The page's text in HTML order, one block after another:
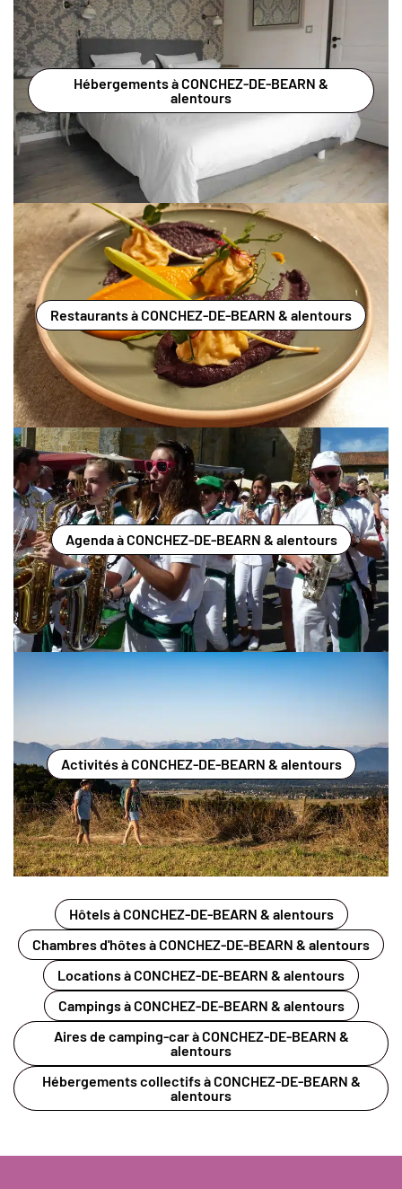
Hébergements à CONCHEZ-DE-BEARN &
alentours
Restaurants à CONCHEZ-DE-BEARN & alentours
Agenda à CONCHEZ-DE-BEARN & alentours
Activités à CONCHEZ-DE-BEARN & alentours
Hôtels à CONCHEZ-DE-BEARN & alentours
Chambres d'hôtes à CONCHEZ-DE-BEARN & alentours
Locations à CONCHEZ-DE-BEARN & alentours
Campings à CONCHEZ-DE-BEARN & alentours
Aires de camping-car à CONCHEZ-DE-BEARN &
alentours
Hébergements collectifs à CONCHEZ-DE-BEARN &
alentours